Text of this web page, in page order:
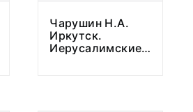
Чарушин Н.А.
Иркутск.
Иерусалимские
...